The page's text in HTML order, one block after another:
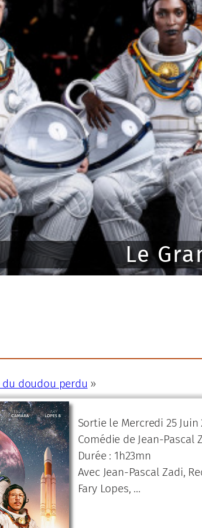
Le
du doudou perdu »
Sortie le Mercredi 25 Juin
Comédie de Jean-Pascal
Durée : 1h23mn
Avec Jean-Pascal Zadi,
Fary Lopes, …